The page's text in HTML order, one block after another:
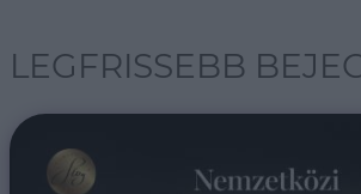
LEGFRISSEBB